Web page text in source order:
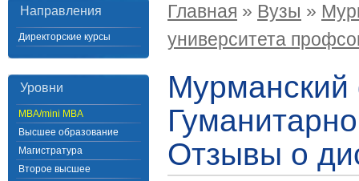
Направления
Директорские курсы
Уровни
MBA/mini MBA
Высшее образование
Магистратура
Второе высшее
Главная » Вузы »
университета
Мурманский
Отзывы о